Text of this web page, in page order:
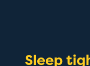
Sleep